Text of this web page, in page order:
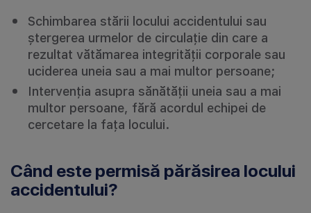
Schimbarea stării locului accidentului sau
ștergerea urmelor de circulație din care a
rezultat vătămarea integrității corporale sau
uciderea uneia sau a mai multor persoane;
Intervenția asupra sănătății uneia sau a mai
multor persoane, fără acordul echipei de
cercetare la fața locului.
Când este permisă părăsirea locului
accidentului?